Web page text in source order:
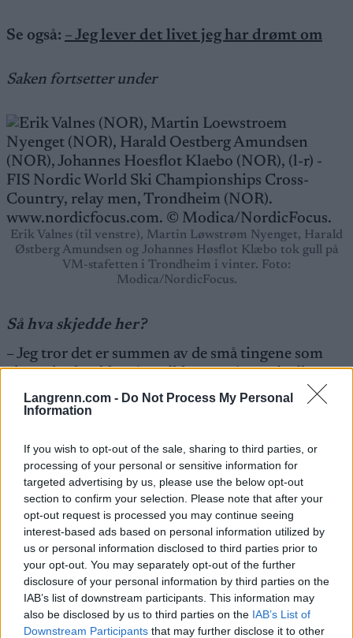
Langrenn.com - Do Not Process My Personal
Information
If you wish to opt-out of the sale, sharing to third parties, or
processing of your personal or sensitive information for
targeted advertising by us, please use the below opt-out
section to confirm your selection. Please note that after your
opt-out request is processed you may continue seeing
interest-based ads based on personal information utilized by
us or personal information disclosed to third parties prior to
your opt-out. You may separately opt-out of the further
disclosure of your personal information by third parties on the
IAB’s list of downstream participants. This information may
also be disclosed by us to third parties on the IAB’s List of
Downstream Participants that may further disclose it to other
Se også: – Jeg lever det livet jeg har drømt om
Saken fortsetter under
Erik Valnes (til venstre), Martin Løwstrøm Nyenget, Harald
Østberg Amundsen og Johannes Høsflot Klæbo tok gull på
VM-stafetten i Trondheim i vinter. Foto:
Modica/NordicFocus.
Så hva skjedde her?
– Jeg tror det er summen av de små tingene som
gjør at jeg har klart å utvikle meg så mye i stilarter
og distanser jeg ikke var så god på før.
detaljer og marginer, små framskritt i det daglige
og evnen til å samle erfaringer under press.
– Det er kanskje det som aller mest skiller en
landslagsutøver som går verdenscuprenn nesten
hver helg fra en som ikke gjør det. Man må lære seg
å tåle den belastningen, sier han.
– Jeg har trua på forberedelser. Jeg ser at det funker.